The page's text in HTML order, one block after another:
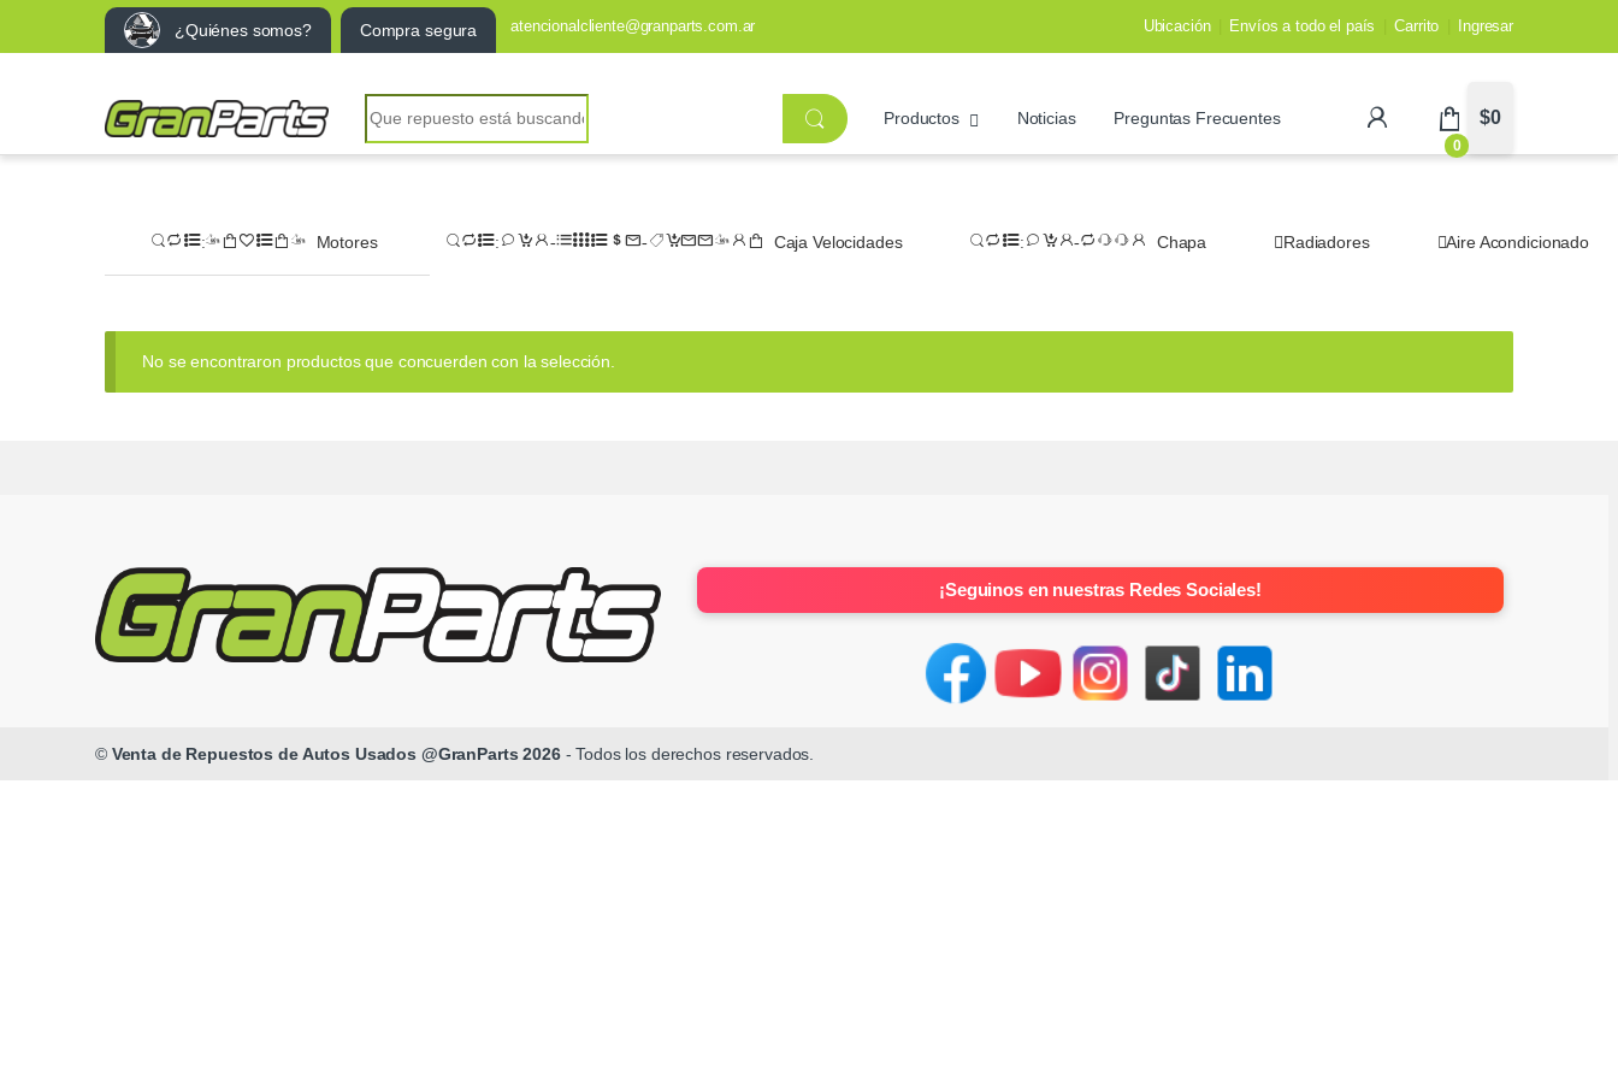
¿Quiénes somos? Compra segura atencionalcliente@granparts.com.ar Ubicación Envíos a todo el país Carrito Ingresar
Search for:
Productos Noticias Preguntas Frecuentes
0
$0
No se encontraron productos que concuerden con la selección.
Motores Caja Velocidades Chapa Radiadores Aire Acondicionado
¡Seguinos en nuestras Redes Sociales!
© Venta de Repuestos de Autos Usados @GranParts 2026- Todos los derechos reservados.